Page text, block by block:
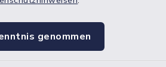
genommen
Impressum